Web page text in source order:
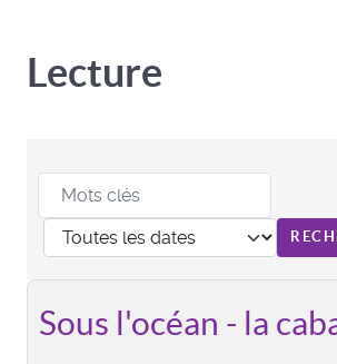
Lecture
Sous l'océan - la